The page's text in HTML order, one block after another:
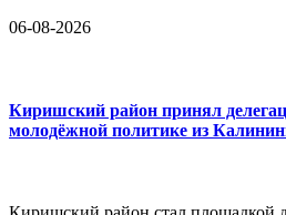
06-08-2026
Киришский район принял
молодёжной политике из